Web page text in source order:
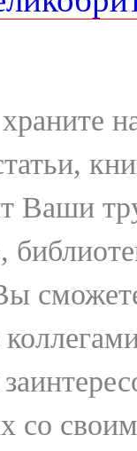
Ваши
со